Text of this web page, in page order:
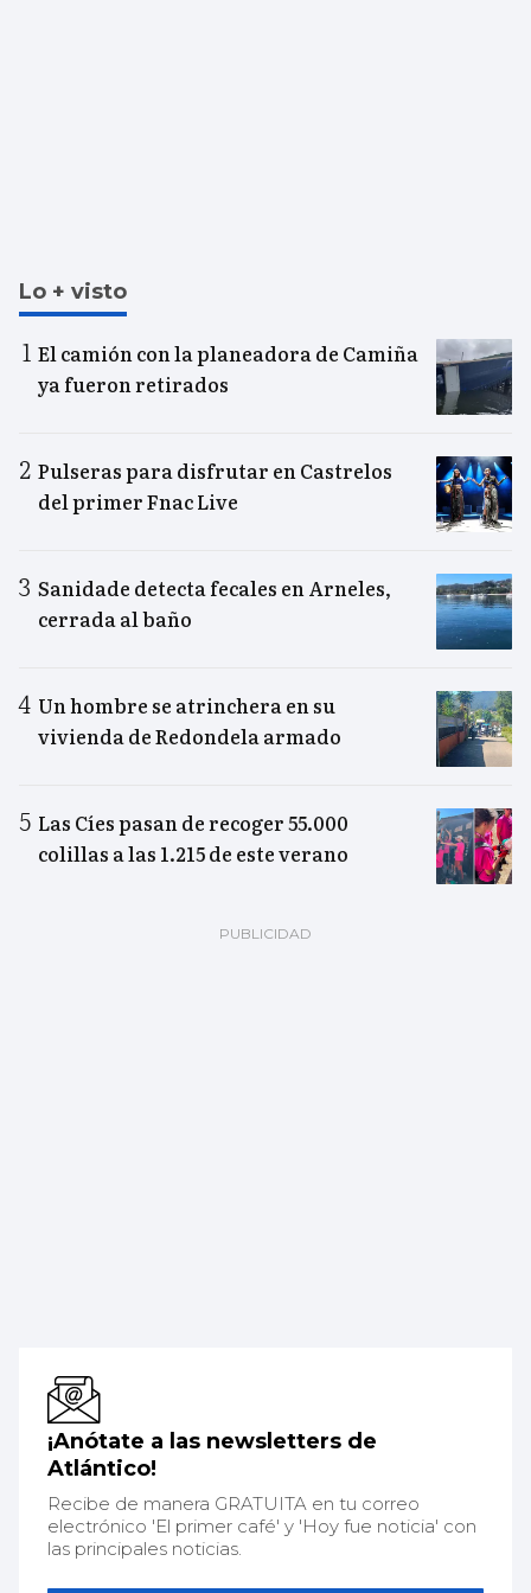
Lo + visto
El camión con la planeadora de Camiña
ya fueron retirados
Pulseras para disfrutar en Castrelos
del primer Fnac Live
Sanidade detecta fecales en Arneles,
cerrada al baño
Un hombre se atrinchera en su
vivienda de Redondela armado
Las Cíes pasan de recoger 55.000
colillas a las 1.215 de este verano
¡Anótate a las newsletters de
Atlántico!
Recibe de manera GRATUITA en tu correo
electrónico 'El primer café' y 'Hoy fue noticia' con
las principales noticias.